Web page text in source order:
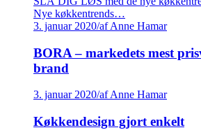
Nye køkkentrends…
3. januar 2020/af Anne Hamar
BORA – markedets mest
brand
3. januar 2020/af Anne Hamar
Køkkendesign gjort enkelt